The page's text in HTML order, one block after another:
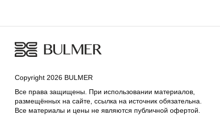
Copyright 2026 BULMER
Все права защищены. При использовании материалов,
размещённых на сайте, ссылка на источник обязательна.
Все материалы и цены не являются публичной офертой.